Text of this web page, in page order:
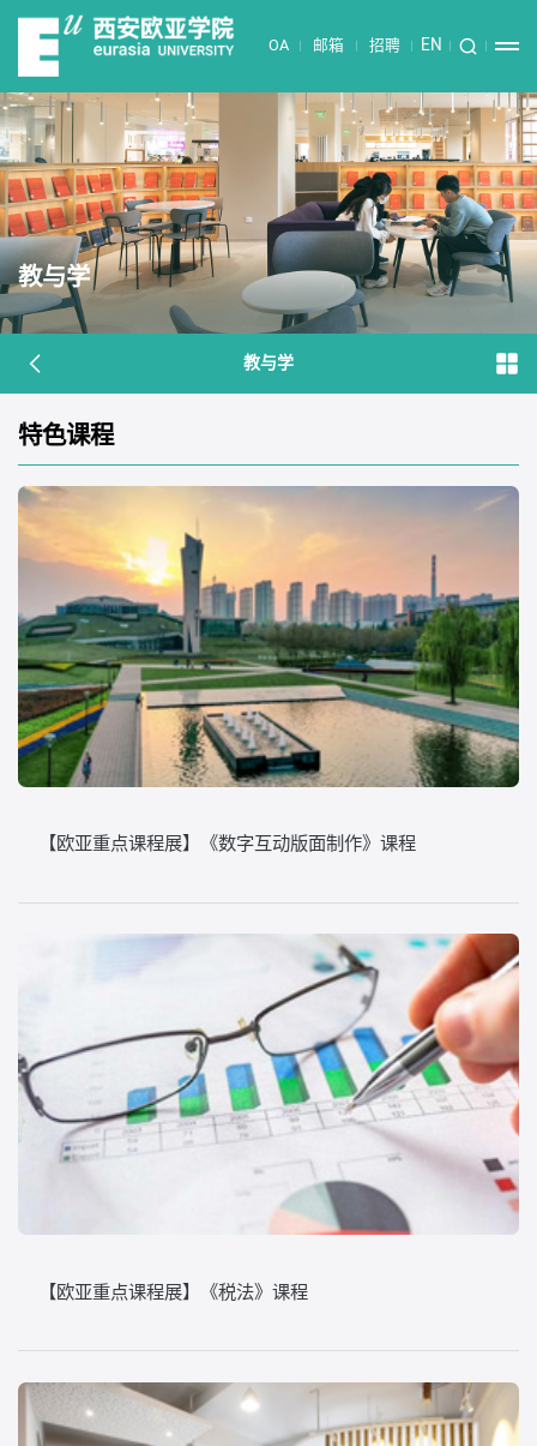
OA 邮箱 招聘 EN
教与学
教与学
特色课程
【欧亚重点课程展】《数字互动版面制作》课程
【欧亚重点课程展】《税法》课程